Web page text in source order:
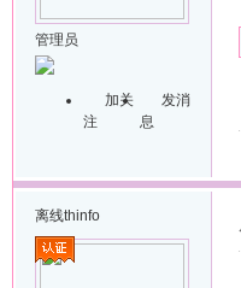
管理员
加关
注
发消
息
离线thinfo